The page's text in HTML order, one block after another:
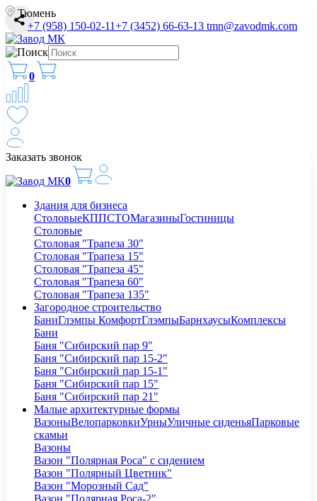
Тюмень
+7 (958) 150-02-11+7 (3452) 66-63-13 tmn@zavodmk.com
0
Заказать звонок
0
Здания для бизнеса
СтоловыеКППСТОМагазиныГостиницы
Столовые
Столовая "Трапеза 30"
Столовая "Трапеза 15"
Столовая "Трапеза 45"
Столовая "Трапеза 60"
Столовая "Трапеза 135"
Загородное строительство
БаниГлэмпы КомфортГлэмпыБарнхаусыКомплексы
Бани
Баня "Сибирский пар 9"
Баня "Сибирский пар 15-2"
Баня "Сибирский пар 15-1"
Баня "Сибирский пар 15"
Баня "Сибирский пар 21"
Малые архитектурные формы
ВазоныВелопарковкиУрныУличные сиденьяПарковые
скамьи
Вазоны
Вазон "Полярная Роса" с сидением
Вазон "Полярный Цветник"
Вазон "Морозный Сад"
Вазон "Полярная Роса-2"